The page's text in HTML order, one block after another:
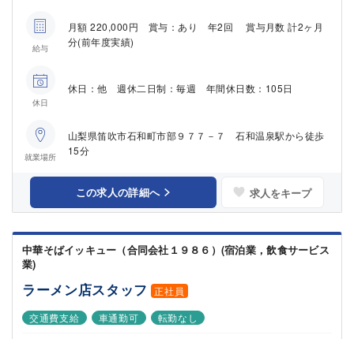
給与
月額 220,000円 賞与：あり 年2回 賞与月数 計2ヶ月
分(前年度実績)
休日
休日：他 週休二日制：毎週 年間休日数：105日
就業場所
山梨県笛吹市石和町市部９７７－７ 石和温泉駅から徒歩
15分
この求人の詳細へ 求人をキープ
中華そばイッキュー（合同会社１９８６）(宿泊業，飲食サービス
業)
ラーメン店スタッフ 正社員
交通費支給
車通勤可 転勤なし